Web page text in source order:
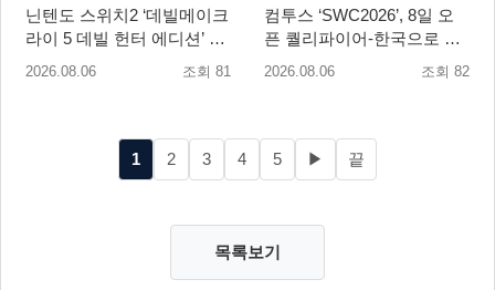
닌텐도 스위치2 ‘데빌메이크
라이 5 데빌 헌터 에디션’ 패
키지 제품 8월 7일 예약판매
2026.08.06 조회 81
컴투스 ‘SWC2026’, 8일 오
픈 퀄리파이어-한국으로 시
즌 개막!
2026.08.06 조회 82
1 2 3 4 5 ▶ 끝
목록보기